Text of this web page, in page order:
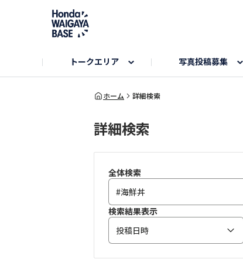
トークエリア
旅とドライブエリア
Nシリーズエリア
インターペット参加者エリア
写真投稿募集
ハロウィンアルバム
未来に残したい日本の絶景
自慢のHonda車
お知らせ コミュニティガイド
Hondaキャンプ
USER'S VOICE
カーラインアップ
ホーム 詳細検索
詳細検索
全体検索
検索結果表示
投稿日時